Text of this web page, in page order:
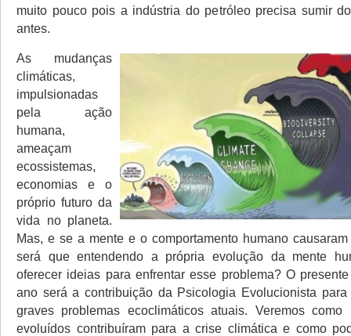
muito pouco pois a indústria do petróleo precisa sumir
antes.
As mudanças
climáticas,
impulsionadas
pela ação
humana,
ameaçam
ecossistemas,
economias e o
próprio futuro da
vida no planeta.
Mas, e se a mente e o comportamento humano
será que entendendo a própria evolução da mente
oferecer ideias para enfrentar esse problema? O
ano será a contribuição da Psicologia Evolucionista para
graves problemas ecoclimáticos atuais. Veremos como
evoluídos contribuíram para a crise climática e como